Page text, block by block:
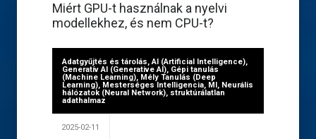
Miért GPU-t használnak a nyelvi
modellekhez, és nem CPU-t?
Adatgyűjtés és tárolás,AI (Artificial Intelligence),
Generatív AI (Generative AI), Gépi tanulás
(Machine Learning), Mély Tanulás (Deep
Learning), Mesterséges Intelligencia, MI, Neurális
hálózatok (Neural Network), struktúrálatlan
adathalmaz
2025-02-11